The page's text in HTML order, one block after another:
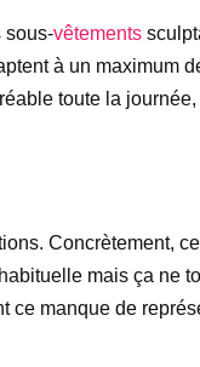
sous-vêtements
à un maximum
toute la journée,
Concrètement,
mais ça ne
ce manque de